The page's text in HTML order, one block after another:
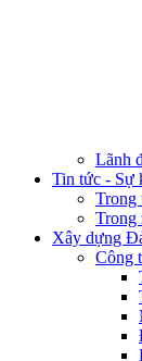
Lãnh
Tin tức - Sự
Trong
Trong
Xây dựng
Công